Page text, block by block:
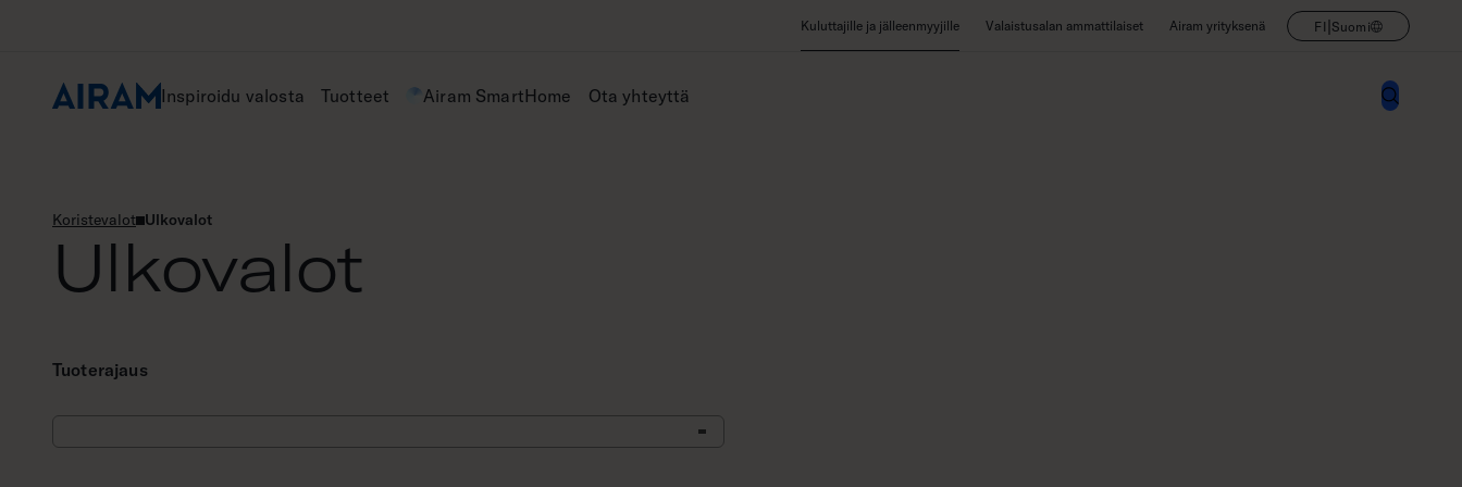
Kuluttajille ja jälleenmyyjille Valaistusalan ammattilaiset Airam yrityksenä FI |Suomi
Inspiroidu valosta Tuotteet Airam SmartHome Ota yhteyttä
Koristevalot Ulkovalot
Ulkovalot
Tuoterajaus